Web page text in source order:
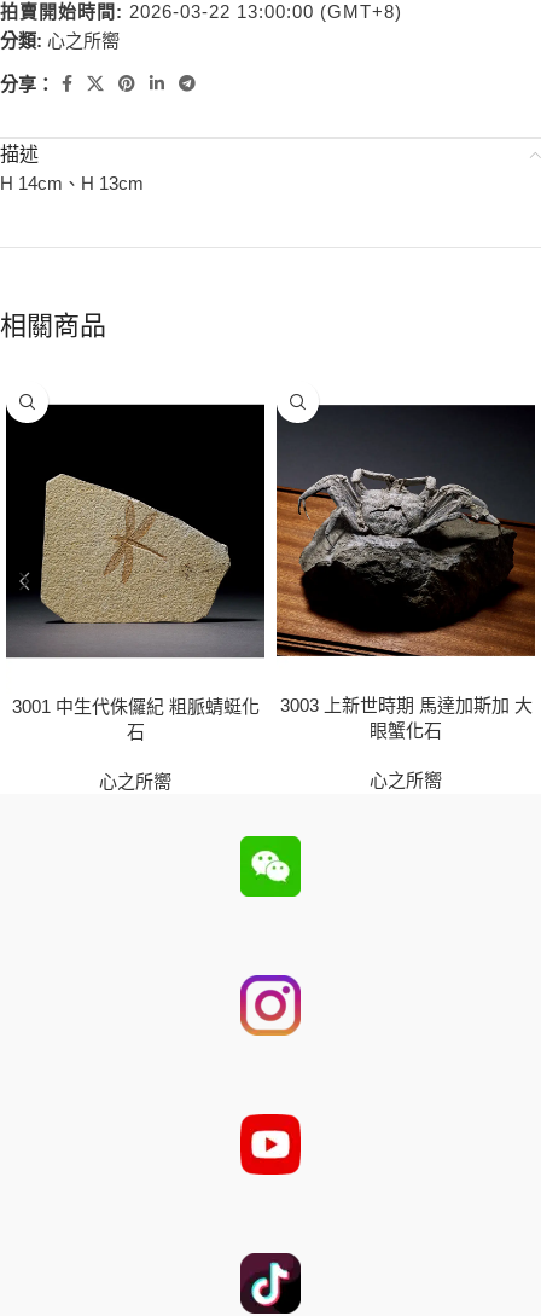
拍賣開始時間: 2026-03-22 13:00:00 (GMT+8)
分類: 心之所嚮
分享：
描述
H 14cm、H 13cm
相關商品
3001 中生代侏儸紀 粗脈蜻蜓化
石
心之所嚮
3003 上新世時期 馬達加斯加 大
眼蟹化石
心之所嚮